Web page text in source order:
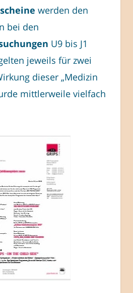
werden den
bei den
U9 bis J1
jeweils für zwei
dieser „Medizin
mittlerweile vielfach